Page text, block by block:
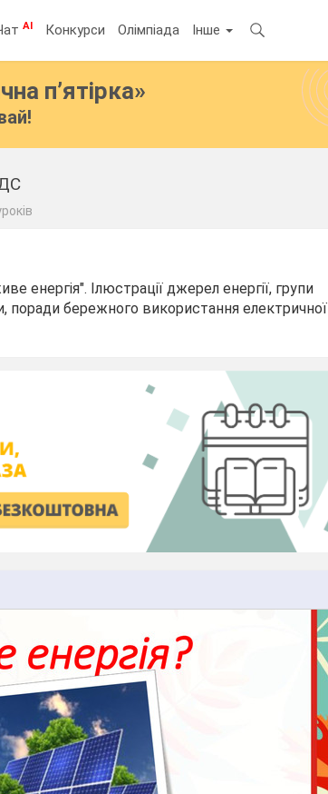
AI Конкурси Олімпіада Інше
п’ятірка»
енергія". Ілюстрації джерел енергії, групи
поради бережного використання електричної